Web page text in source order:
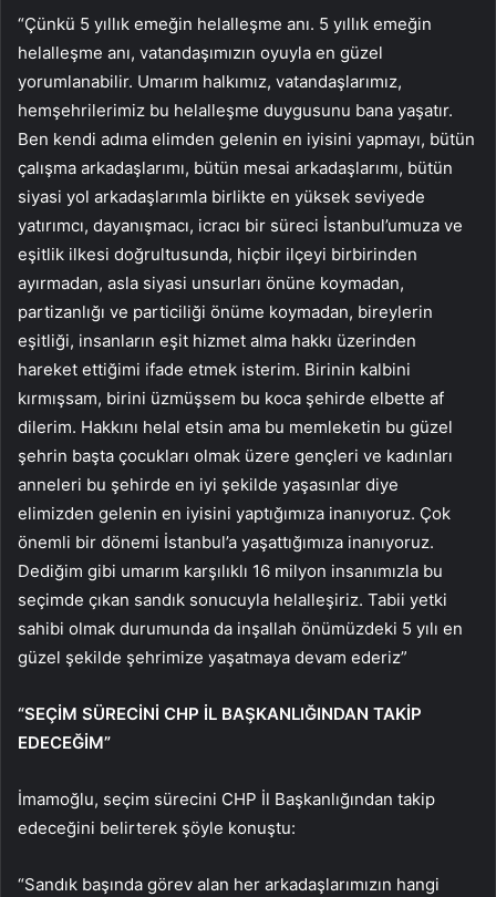
“Çünkü 5 yıllık emeğin helalleşme anı. 5 yıllık emeğin
helalleşme anı, vatandaşımızın oyuyla en güzel
yorumlanabilir. Umarım halkımız, vatandaşlarımız,
hemşehrilerimiz bu helalleşme duygusunu bana yaşatır.
Ben kendi adıma elimden gelenin en iyisini yapmayı, bütün
çalışma arkadaşlarımı, bütün mesai arkadaşlarımı, bütün
siyasi yol arkadaşlarımla birlikte en yüksek seviyede
yatırımcı, dayanışmacı, icracı bir süreci İstanbul’umuza ve
eşitlik ilkesi doğrultusunda, hiçbir ilçeyi birbirinden
ayırmadan, asla siyasi unsurları önüne koymadan,
partizanlığı ve particiliği önüme koymadan, bireylerin
eşitliği, insanların eşit hizmet alma hakkı üzerinden
hareket ettiğimi ifade etmek isterim. Birinin kalbini
kırmışsam, birini üzmüşsem bu koca şehirde elbette af
dilerim. Hakkını helal etsin ama bu memleketin bu güzel
şehrin başta çocukları olmak üzere gençleri ve kadınları
anneleri bu şehirde en iyi şekilde yaşasınlar diye
elimizden gelenin en iyisini yaptığımıza inanıyoruz. Çok
önemli bir dönemi İstanbul’a yaşattığımıza inanıyoruz.
Dediğim gibi umarım karşılıklı 16 milyon insanımızla bu
seçimde çıkan sandık sonucuyla helalleşiriz. Tabii yetki
sahibi olmak durumunda da inşallah önümüzdeki 5 yılı en
güzel şekilde şehrimize yaşatmaya devam ederiz”
“SEÇİM SÜRECİNİ CHP İL BAŞKANLIĞINDAN TAKİP
EDECEĞİM”
İmamoğlu, seçim sürecini CHP İl Başkanlığından takip
edeceğini belirterek şöyle konuştu:
“Sandık başında görev alan her arkadaşlarımızın hangi